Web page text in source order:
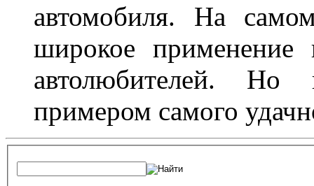
автомобиля. На
широкое
автолюбителей. Но
примером самого